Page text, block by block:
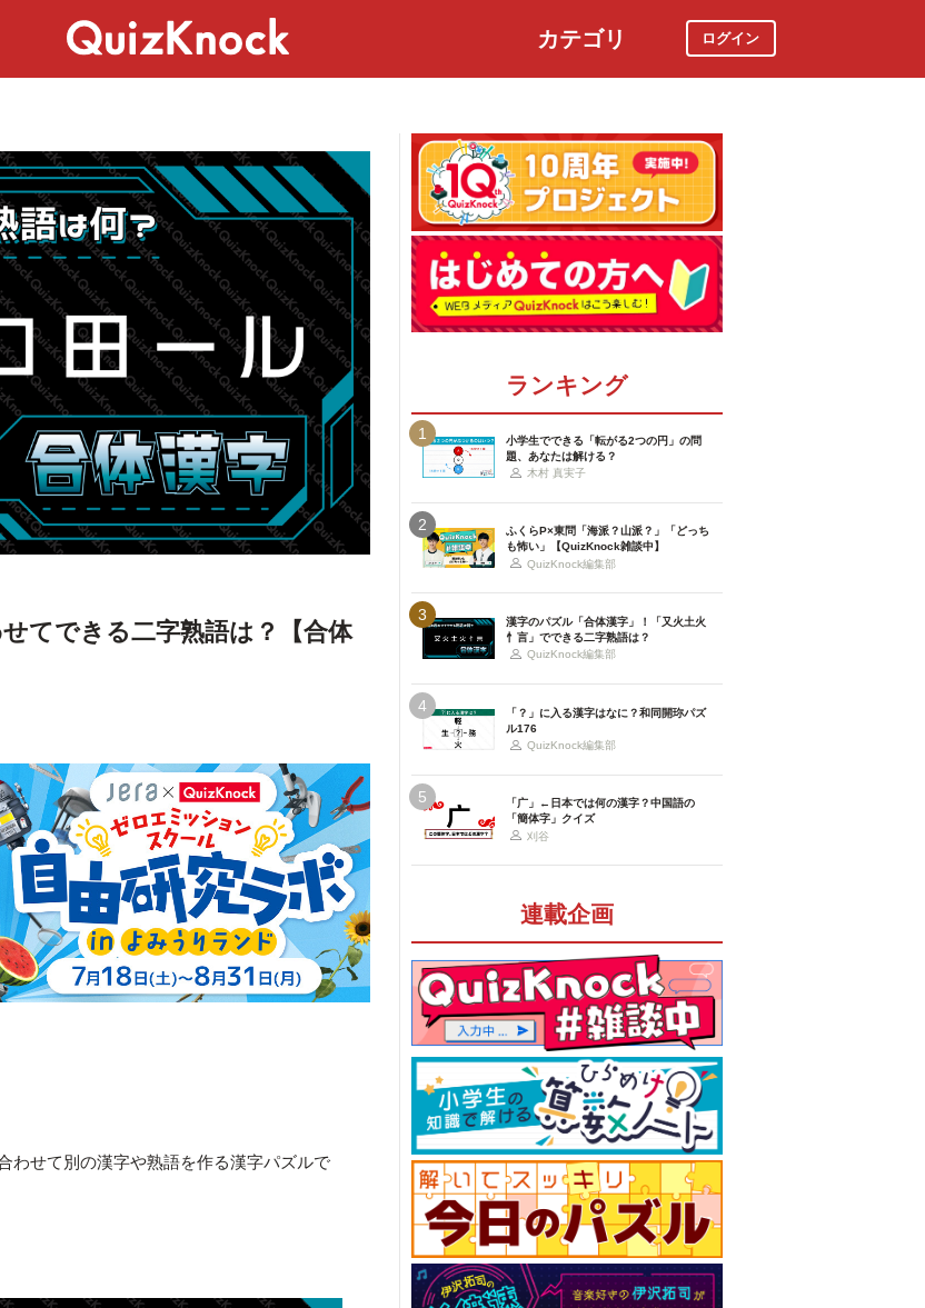
カテゴリ ログイン
てできる二字熟語は？【合体
わせて別の漢字や熟語を作る漢字パズルで
ランキング
1
小学生でできる「転がる2つの円」の問
題、あなたは解ける？
木村 真実子
2
ふくらP×東問「海派？山派？」「どっち
も怖い」【QuizKnock雑談中】
QuizKnock編集部
3
漢字のパズル「合体漢字」！「又火土火
忄言」でできる二字熟語は？
QuizKnock編集部
4
「？」に入る漢字はなに？和同開珎パズ
ル176
QuizKnock編集部
5
「广」←日本では何の漢字？中国語の
「簡体字」クイズ
刈谷
連載企画